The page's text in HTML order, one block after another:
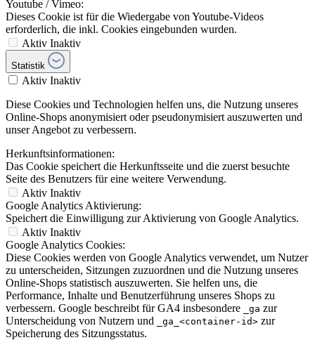
Youtube / Vimeo:
Dieses Cookie ist für die Wiedergabe von Youtube-Videos
erforderlich, die inkl. Cookies eingebunden wurden.
Aktiv Inaktiv
Statistik
Aktiv Inaktiv
Diese Cookies und Technologien helfen uns, die Nutzung unseres
Online-Shops anonymisiert oder pseudonymisiert auszuwerten und
unser Angebot zu verbessern.
Herkunftsinformationen:
Das Cookie speichert die Herkunftsseite und die zuerst besuchte
Seite des Benutzers für eine weitere Verwendung.
Aktiv Inaktiv
Google Analytics Aktivierung:
Speichert die Einwilligung zur Aktivierung von Google Analytics.
Aktiv Inaktiv
Google Analytics Cookies:
Diese Cookies werden von Google Analytics verwendet, um Nutzer
zu unterscheiden, Sitzungen zuzuordnen und die Nutzung unseres
Online-Shops statistisch auszuwerten. Sie helfen uns, die
Performance, Inhalte und Benutzerführung unseres Shops zu
verbessern. Google beschreibt für GA4 insbesondere
_ga zur
Unterscheidung von Nutzern und
_ga_<container-id> zur
Speicherung des Sitzungsstatus.